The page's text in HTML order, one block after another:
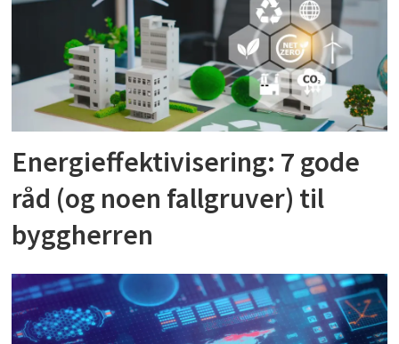
Energieffektivisering: 7 gode
råd (og noen fallgruver) til
byggherren